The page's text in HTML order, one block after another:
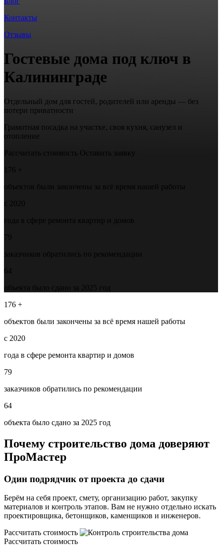
Контакты
Отзывы
Гостевые дома под ключ в
Калининграде
Отдельный дом для гостей, родителей или аренды — без
потери приватности
Грамотная посадка на участке, своя кухня, санузел и
отопление
Рассчитать стоимость
Оставить заявку
176 +
объектов были закончены за всё время нашей работы
с 2020
года в сфере ремонта квартир и домов
79
заказчиков обратились по рекомендации
64
объекта было сдано за 2025 год
176 +
объектов были закончены за всё время нашей работы
с 2020
года в сфере ремонта квартир и домов
79
заказчиков обратились по рекомендации
64
объекта было сдано за 2025 год
Почему строительство дома доверяют
ПроМастер
Один подрядчик от проекта до сдачи
Берём на себя проект, смету, организацию работ, закупку
материалов и контроль этапов. Вам не нужно отдельно искать
проектировщика, бетонщиков, каменщиков и инженеров.
Рассчитать стоимость
Рассчитать стоимость